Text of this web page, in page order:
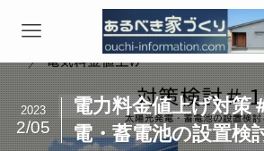
電力料金値上げ対策
電・蓄電池の設置検
2023
2/05